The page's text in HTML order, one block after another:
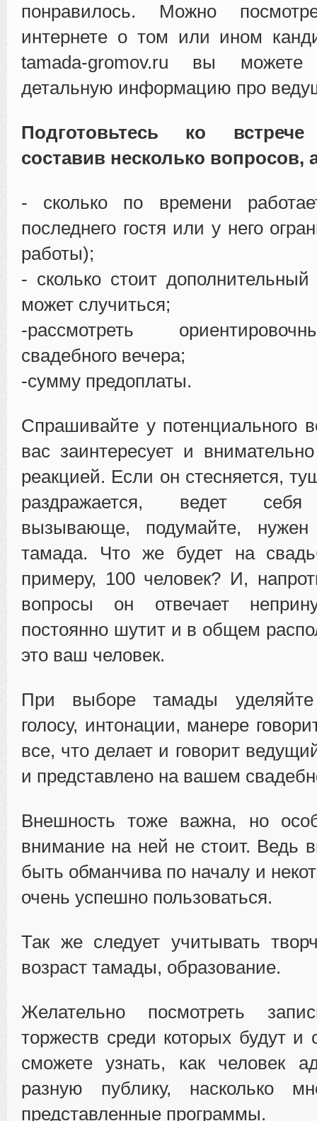
понравилось. Можно
интернете о том или ином
tamada-gromov.ru вы
детальную информацию про
Подготовьтесь ко
составив несколько вопросов,
- сколько по времени
последнего гостя или у него
работы);
- сколько стоит
может случиться;
-рассмотреть
свадебного вечера;
-сумму предоплаты.
Спрашивайте у потенциального
вас заинтересует и
реакцией. Если он стесняется,
раздражается, ведет себя
вызывающе, подумайте,
тамада. Что же будет на
примеру, 100 человек? И,
вопросы он отвечает
постоянно шутит и в общем
это ваш человек.
При выборе тамады
голосу, интонации, манере
все, что делает и говорит
и представлено на вашем
Внешность тоже важна, но
внимание на ней не стоит. Ведь
быть обманчива по началу и
очень успешно пользоваться.
Так же следует учитывать
возраст тамады, образование.
Желательно посмотреть
торжеств среди которых будут
сможете узнать, как человек
разную публику, насколько
представленные программы.